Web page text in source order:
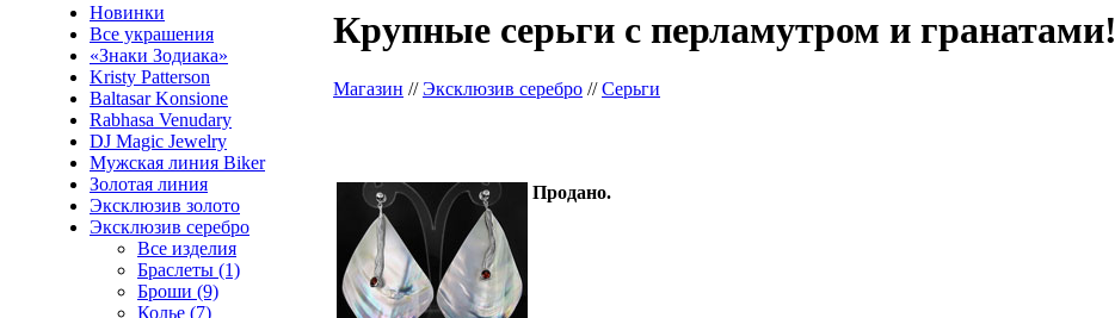
Новинки
Все украшения
«Знаки Зодиака»
Kristy Patterson
Baltasar Konsione
Rabhasa Venudary
DJ Magic Jewelry
Мужская линия Biker
Золотая линия
Эксклюзив золото
Эксклюзив серебро
Все изделия
Браслеты (1)
Броши (9)
Колье (7)
Крупные серьги с перламутром и гранатами!
Магазин //Эксклюзив серебро //Серьги
Продано.